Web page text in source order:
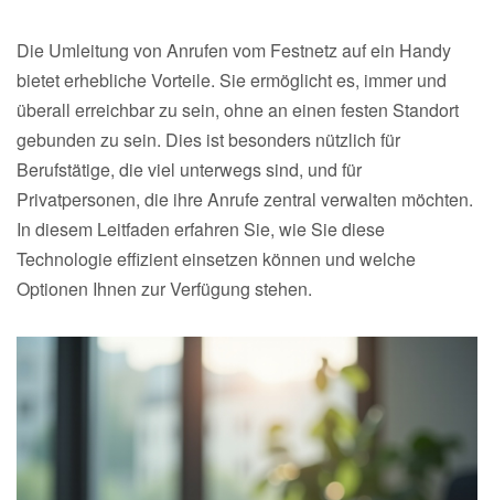
Die Umleitung von Anrufen vom Festnetz auf ein Handy
bietet erhebliche Vorteile. Sie ermöglicht es, immer und
überall erreichbar zu sein, ohne an einen festen Standort
gebunden zu sein. Dies ist besonders nützlich für
Berufstätige, die viel unterwegs sind, und für
Privatpersonen, die ihre Anrufe zentral verwalten möchten.
In diesem Leitfaden erfahren Sie, wie Sie diese
Technologie effizient einsetzen können und welche
Optionen Ihnen zur Verfügung stehen.